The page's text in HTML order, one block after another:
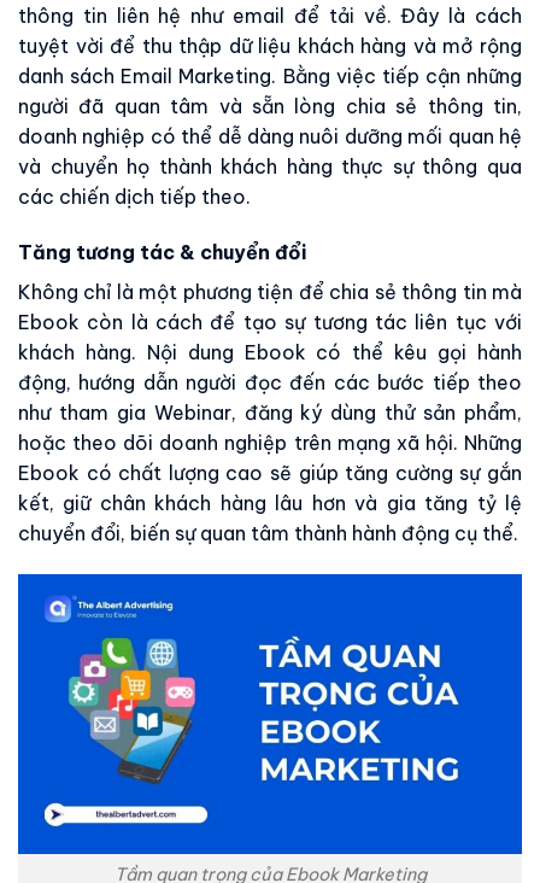
thông tin liên hệ như email để tải về. Đây là cách
tuyệt vời để thu thập dữ liệu khách hàng và mở rộng
danh sách Email Marketing. Bằng việc tiếp cận những
người đã quan tâm và sẵn lòng chia sẻ thông tin,
doanh nghiệp có thể dễ dàng nuôi dưỡng mối quan hệ
và chuyển họ thành khách hàng thực sự thông qua
các chiến dịch tiếp theo.
Tăng tương tác & chuyển đổi
Không chỉ là một phương tiện để chia sẻ thông tin mà
Ebook còn là cách để tạo sự tương tác liên tục với
khách hàng. Nội dung Ebook có thể kêu gọi hành
động, hướng dẫn người đọc đến các bước tiếp theo
như tham gia Webinar, đăng ký dùng thử sản phẩm,
hoặc theo dõi doanh nghiệp trên mạng xã hội. Những
Ebook có chất lượng cao sẽ giúp tăng cường sự gắn
kết, giữ chân khách hàng lâu hơn và gia tăng tỷ lệ
chuyển đổi, biến sự quan tâm thành hành động cụ thể.
Tầm quan trọng của Ebook Marketing